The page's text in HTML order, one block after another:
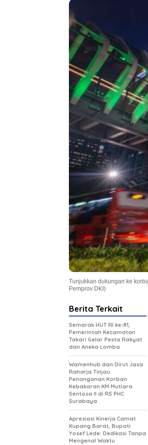
Tunjukkan dukungan ke
Pemprov DKI)
Berita Terkait
Semarak HUT RI ke-81,
Pemerintah Kecamatan
Takari Gelar Pesta Rakyat
dan Aneka Lomba
Wamenhub dan Dirut Jasa
Raharja Tinjau
Penanganan Korban
Kebakaran KM Mutiara
Sentosa II di RS PHC
Surabaya
Apresiasi Kinerja Camat
Kupang Barat, Bupati
Yosef Lede: Dedikasi Tanpa
Mengenal Waktu